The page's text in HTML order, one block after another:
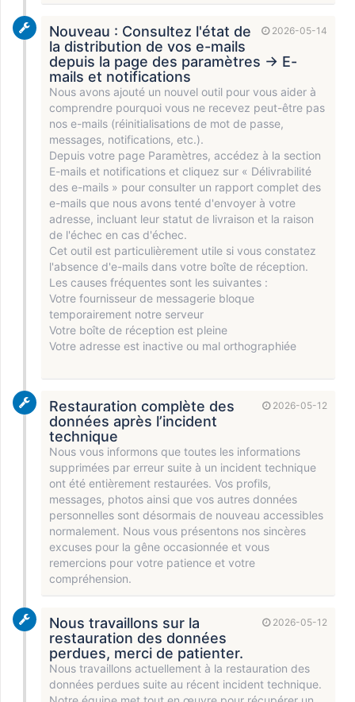
2026-05-14
Nouveau : Consultez l'état de
la distribution de vos e-mails
depuis la page des paramètres → E-
mails et notifications
Nous avons ajouté un nouvel outil pour vous aider à
comprendre pourquoi vous ne recevez peut-être pas
nos e-mails (réinitialisations de mot de passe,
messages, notifications, etc.).
Depuis votre page Paramètres, accédez à la section
E-mails et notifications et cliquez sur « Délivrabilité
des e-mails » pour consulter un rapport complet des
e-mails que nous avons tenté d'envoyer à votre
adresse, incluant leur statut de livraison et la raison
de l'échec en cas d'échec.
Cet outil est particulièrement utile si vous constatez
l'absence d'e-mails dans votre boîte de réception.
Les causes fréquentes sont les suivantes :
Votre fournisseur de messagerie bloque
temporairement notre serveur
Votre boîte de réception est pleine
Votre adresse est inactive ou mal orthographiée
2026-05-12
Restauration complète des
données après l’incident
technique
Nous vous informons que toutes les informations
supprimées par erreur suite à un incident technique
ont été entièrement restaurées. Vos profils,
messages, photos ainsi que vos autres données
personnelles sont désormais de nouveau accessibles
normalement. Nous vous présentons nos sincères
excuses pour la gêne occasionnée et vous
remercions pour votre patience et votre
compréhension.
2026-05-12
Nous travaillons sur la
restauration des données
perdues, merci de patienter.
Nous travaillons actuellement à la restauration des
données perdues suite au récent incident technique.